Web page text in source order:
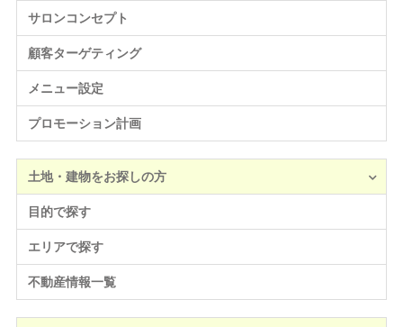
サロンコンセプト
顧客ターゲティング
メニュー設定
プロモーション計画
土地・建物をお探しの方
目的で探す
エリアで探す
不動産情報一覧